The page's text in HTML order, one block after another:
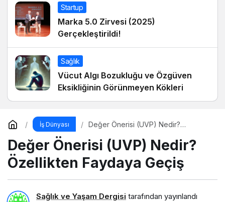
Startup
Marka 5.0 Zirvesi (2025)
Gerçekleştirildi!
Sağlık
Vücut Algı Bozukluğu ve Özgüven
Eksikliğinin Görünmeyen Kökleri
İş Dünyası
Değer Önerisi (UVP) Nedir?
Değer Önerisi (UVP) Nedir?
Özellikten Faydaya Geçiş
Sağlık ve Yaşam Dergisi tarafından yayınlandı